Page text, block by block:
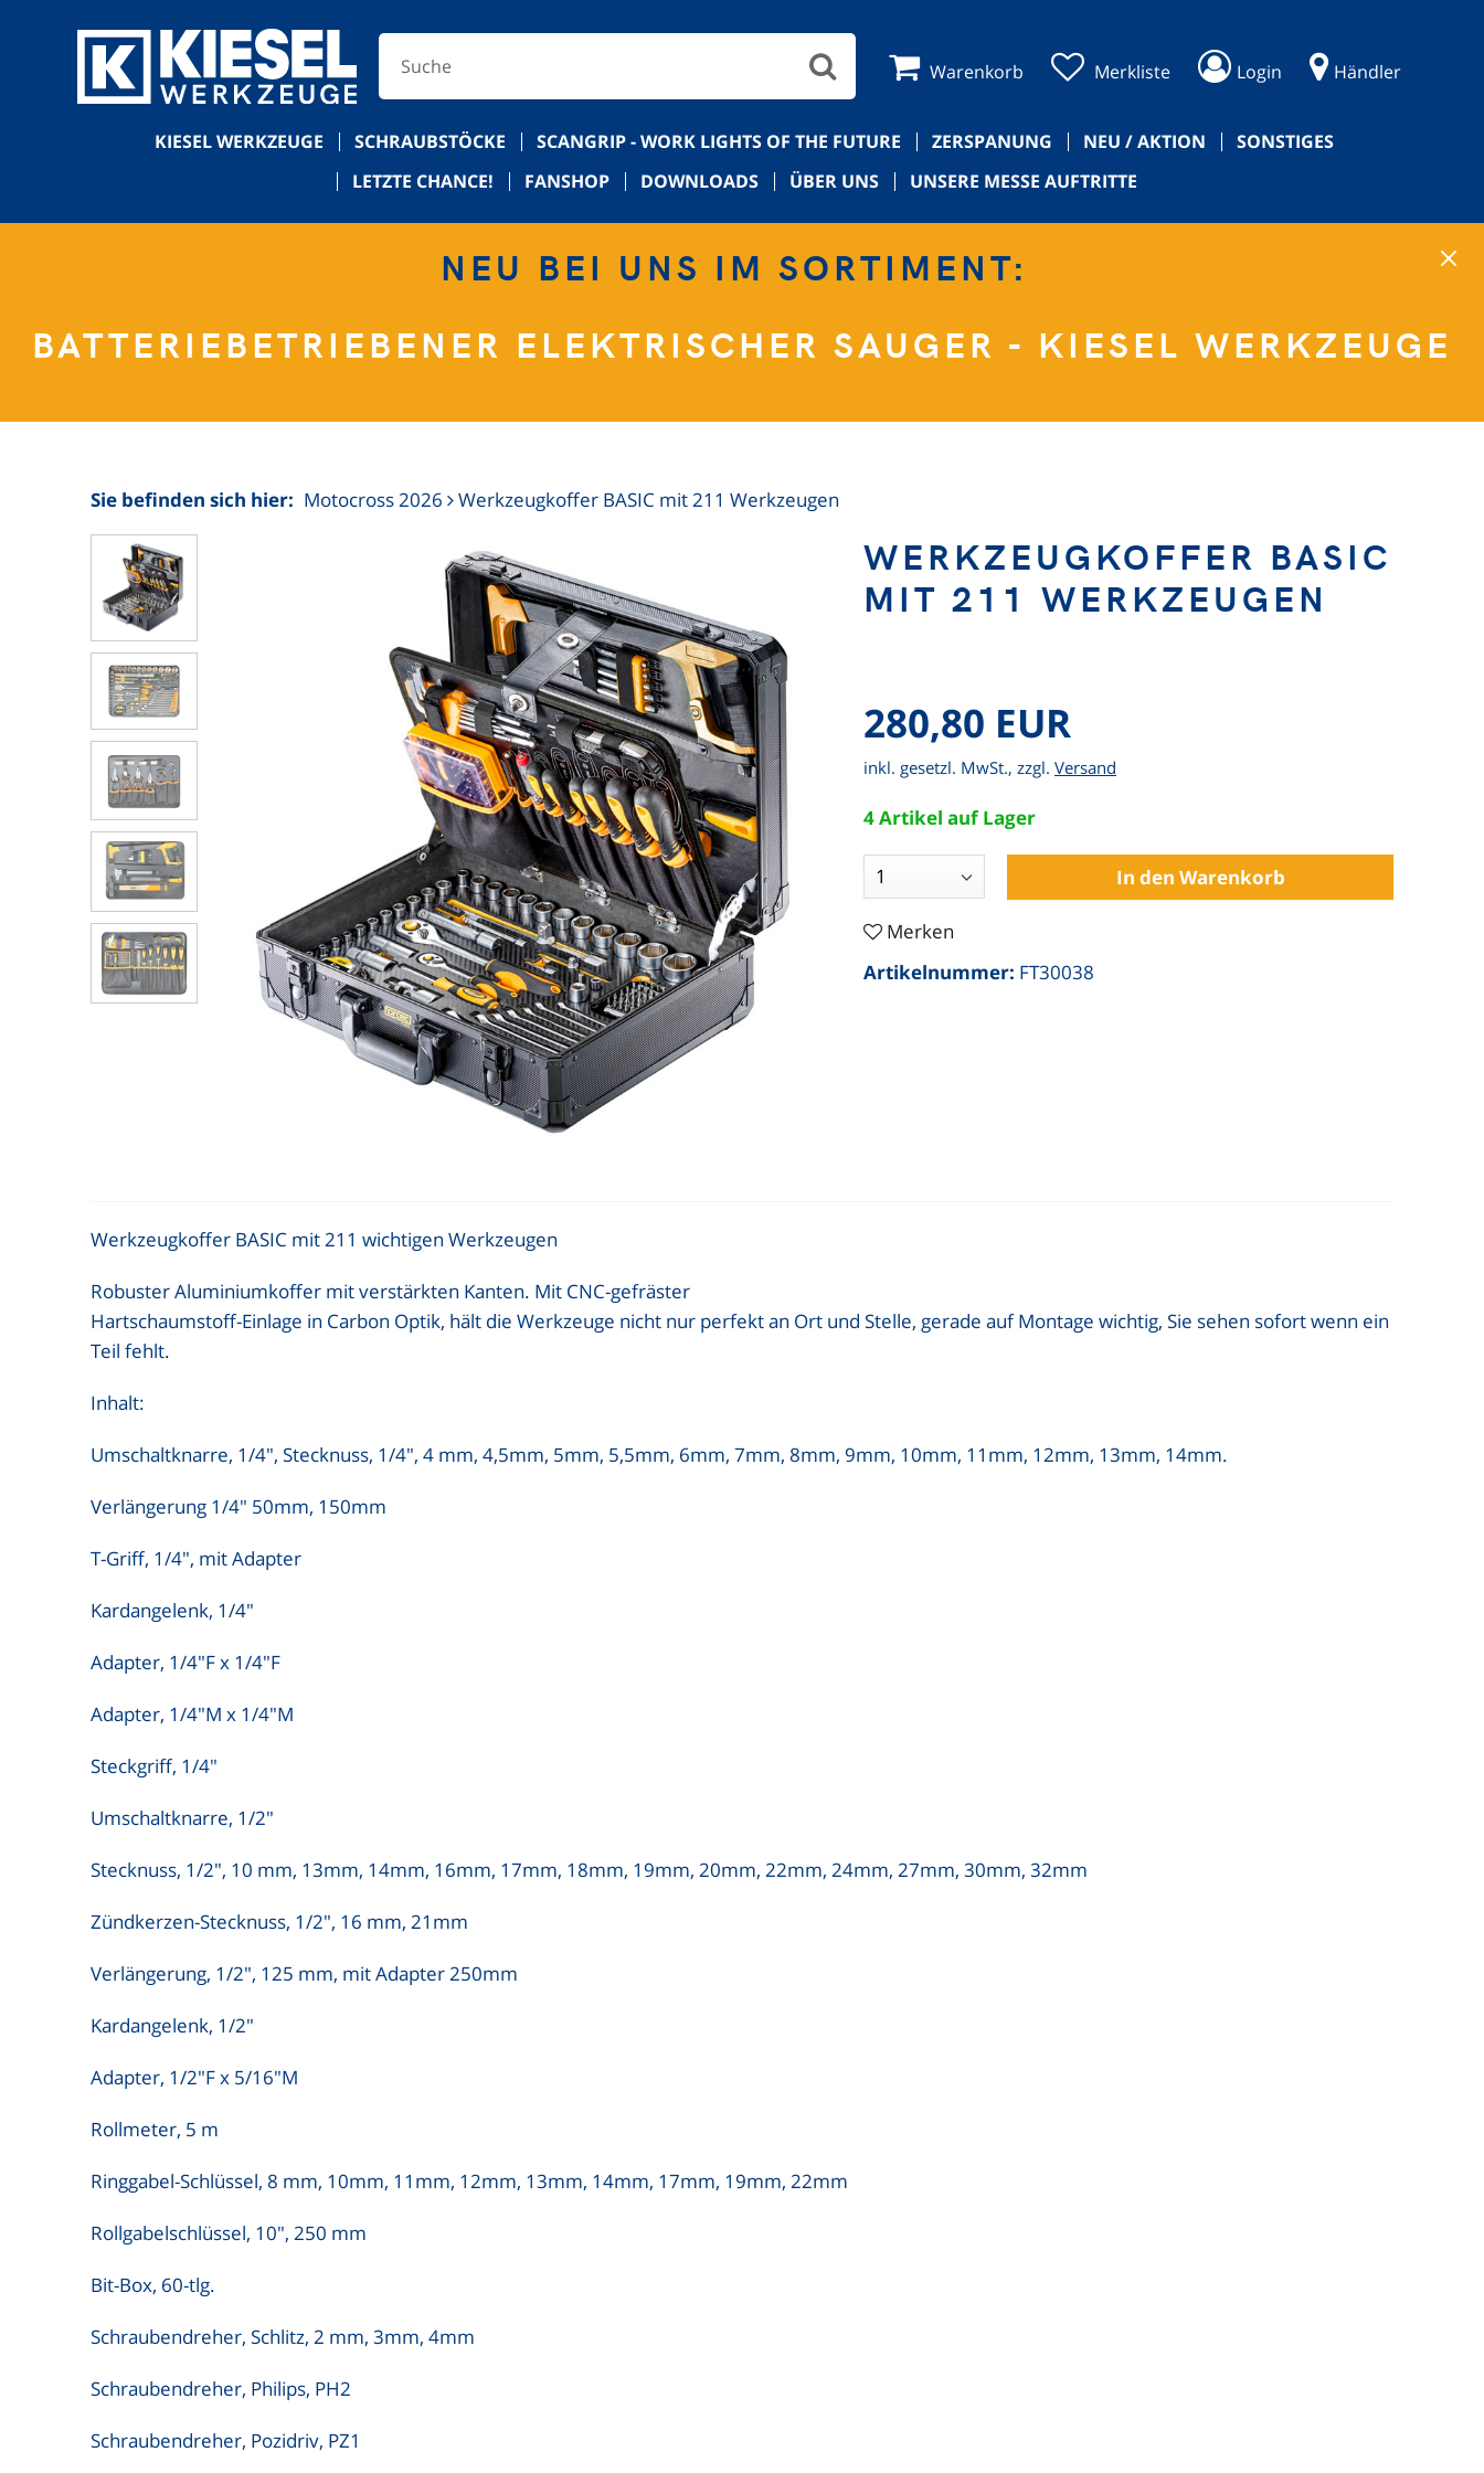
Warenkorb Merkliste Login Händler
KIESEL WERKZEUGE SCHRAUBSTÖCKE SCANGRIP - WORK LIGHTS OF THE FUTURE ZERSPANUNG NEU / AKTION
SONSTIGES
LETZTE CHANCE!
FANSHOP DOWNLOADS ÜBER UNS UNSERE MESSE AUFTRITTE
NEU BEI UNS IM SORTIMENT:
BATTERIEBETRIEBENER ELEKTRISCHER SAUGER - KIESEL WERKZEUGE
Sie befinden sich hier: Motocross 2026 Werkzeugkoffer BASIC mit 211 Werkzeugen
WERKZEUGKOFFER BASIC
MIT 211 WERKZEUGEN
280,80 EUR
inkl. gesetzl. MwSt., zzgl. Versand
4 Artikel auf Lager
Merken
Artikelnummer: FT30038
Werkzeugkoffer BASIC mit 211 wichtigen Werkzeugen
Robuster Aluminiumkoffer mit verstärkten Kanten. Mit CNC-gefräster
Hartschaumstoff-Einlage in Carbon Optik, hält die Werkzeuge nicht nur perfekt an Ort und Stelle, gerade auf Montage wichtig, Sie sehen sofort wenn ein
Teil fehlt.
Inhalt:
Umschaltknarre, 1/4", Stecknuss, 1/4", 4 mm, 4,5mm, 5mm, 5,5mm, 6mm, 7mm, 8mm, 9mm, 10mm, 11mm, 12mm, 13mm, 14mm.
Verlängerung 1/4" 50mm, 150mm
T-Griff, 1/4", mit Adapter
Kardangelenk, 1/4"
Adapter, 1/4"F x 1/4"F
Adapter, 1/4"M x 1/4"M
Steckgriff, 1/4"
Umschaltknarre, 1/2"
Stecknuss, 1/2", 10 mm, 13mm, 14mm, 16mm, 17mm, 18mm, 19mm, 20mm, 22mm, 24mm, 27mm, 30mm, 32mm
Zündkerzen-Stecknuss, 1/2", 16 mm, 21mm
Verlängerung, 1/2", 125 mm, mit Adapter 250mm
Kardangelenk, 1/2"
Adapter, 1/2"F x 5/16"M
Rollmeter, 5 m
Ringgabel-Schlüssel, 8 mm, 10mm, 11mm, 12mm, 13mm, 14mm, 17mm, 19mm, 22mm
Rollgabelschlüssel, 10", 250 mm
Bit-Box, 60-tlg.
Schraubendreher, Schlitz, 2 mm, 3mm, 4mm
Schraubendreher, Philips, PH2
Schraubendreher, Pozidriv, PZ1